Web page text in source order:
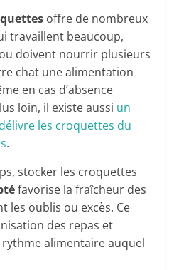
offre de nombreux
travaillent beaucoup,
doivent nourrir plusieurs
chat une alimentation
en cas d’absence
loin, il existe aussi un
les croquettes du
.
stocker les croquettes
favorise la fraîcheur des
les oublis ou excès. Ce
des repas et
alimentaire auquel